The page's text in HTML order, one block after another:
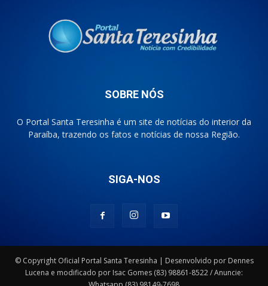
SOBRE NÓS
O Portal Santa Teresinha é um site de notícias do interior da
Paraíba, trazendo os fatos e notícias de nossa Região.
SIGA-NOS
© Copyright Oficial Portal Santa Teresinha | Desenvolvido por Dennes
Lucena e modificado por Isac Gomes (83) 98861-8522 / Anuncie: